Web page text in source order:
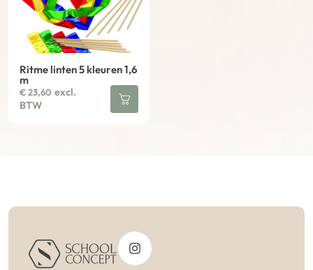
Ritme linten 5 kleuren 1,6
m
€23,60 excl.
BTW